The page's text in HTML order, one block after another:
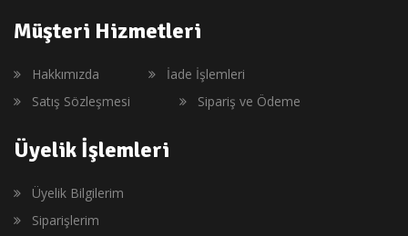
Müşteri Hizmetleri
Hakkımızda
İade İşlemleri
Satış Sözleşmesi
Sipariş ve Ödeme
Üyelik İşlemleri
Üyelik Bilgilerim
Siparişlerim